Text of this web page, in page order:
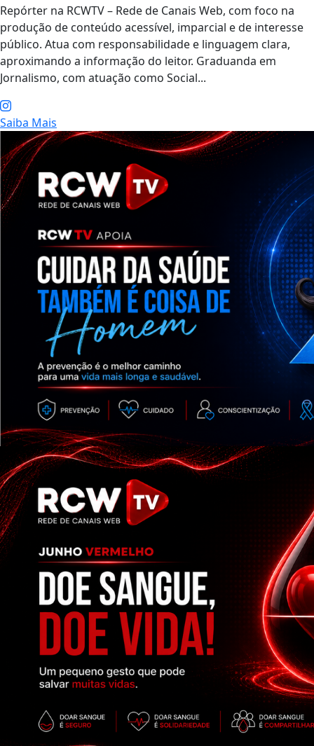
Repórter na RCWTV – Rede de Canais Web, com foco na
produção de conteúdo acessível, imparcial e de interesse
público. Atua com responsabilidade e linguagem clara,
aproximando a informação do leitor. Graduanda em
Jornalismo, com atuação como Social...
Saiba Mais